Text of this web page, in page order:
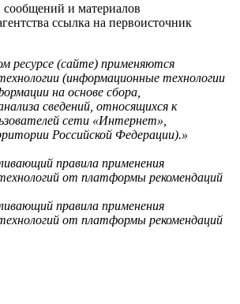
и материалов
ссылка на первоисточник
ресурсе (сайте) применяются
(информационные технологии
на основе сбора,
сведений, относящихся к
сети «Интернет»,
Российской Федерации).»
правила применения
от платформы рекомендаций
правила применения
от платформы рекомендаций